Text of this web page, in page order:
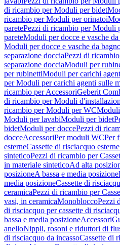
di ricambio per Moduli per bidet
ricambio per Moduli per orinatoi
paretePezzi di ricambio per Moduli
pareteModuli per docce e vasche
Moduli per docce e vasche da
separazione docciaPezzi di
separazione docciaModuli per
per rubinettiModuli per carichi
per Moduli per carichi agenti sulle
ricambio per AccessoriGeberit
di ricambio per Moduli
ricambio per Moduli per WC
Moduli per lavabiModuli per bidet
bidetModuli per doccePezzi di
docceAccessoriPer moduli WCPer
esterneCassette di risciacquo
sinteticoPezzi di ricambio per
in materiale sinteticoAd alta
posizioneA bassa e media posizione
media posizioneCassette di
ceramicaPezzi di ricambio per
vasi, in ceramicaMonobloccoPezzi
di risciacquo per cassette di
bassa e media posizioneAccessori
anelloNippli, rosoni e riduttori di
di risciacquo da incassoCassette di